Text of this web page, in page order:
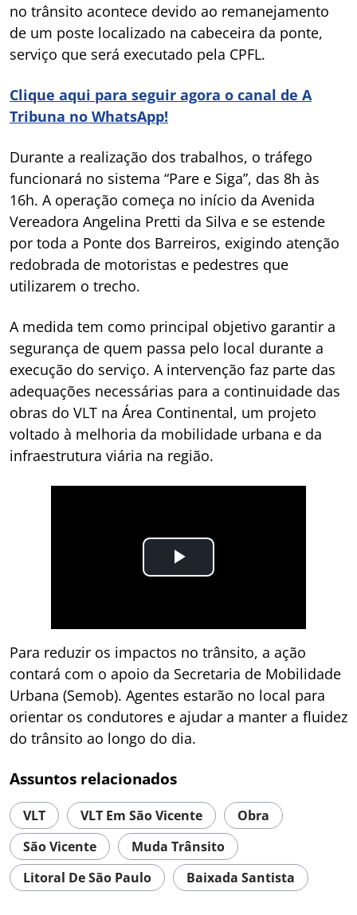
no trânsito acontece devido ao remanejamento
de um poste localizado na cabeceira da ponte,
serviço que será executado pela CPFL.
Clique aqui para seguir agora o canal de A
Tribuna no WhatsApp!
Durante a realização dos trabalhos, o tráfego
funcionará no sistema “Pare e Siga”, das 8h às
16h. A operação começa no início da Avenida
Vereadora Angelina Pretti da Silva e se estende
por toda a Ponte dos Barreiros, exigindo atenção
redobrada de motoristas e pedestres que
utilizarem o trecho.
A medida tem como principal objetivo garantir a
segurança de quem passa pelo local durante a
execução do serviço. A intervenção faz parte das
adequações necessárias para a continuidade das
obras do VLT na Área Continental, um projeto
voltado à melhoria da mobilidade urbana e da
infraestrutura viária na região.
Para reduzir os impactos no trânsito, a ação
contará com o apoio da Secretaria de Mobilidade
Urbana (Semob). Agentes estarão no local para
orientar os condutores e ajudar a manter a fluidez
do trânsito ao longo do dia.
Assuntos relacionados
VLT VLT Em São Vicente
Obra
São Vicente
Muda Trânsito
Litoral De São Paulo
Baixada Santista